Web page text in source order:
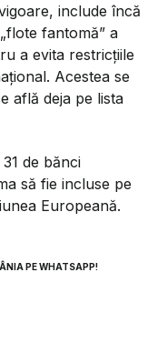
include încă
fantomă” a
a evita restricțiile
Acestea se
află deja pe lista
de bănci
să fie incluse pe
Europeană.
PE WHATSAPP!